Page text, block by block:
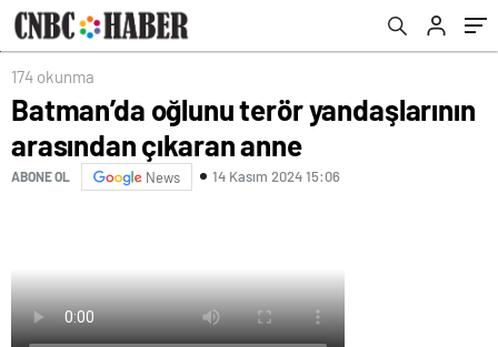
174 okunma
Batman’da oğlunu terör yandaşlarının
arasından çıkaran anne
ABONE OL News 14 Kasım 2024 15:06